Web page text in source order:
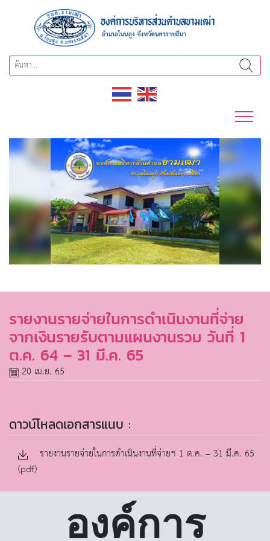
รายงานรายจ่ายในการดำเนินงานที่จ่าย
จากเงินรายรับตามแผนงานรวม วันที่ 1
ต.ค. 64 – 31 มี.ค. 65
20 เม.ย. 65
ดาวน์โหลดเอกสารแนบ :
รายงานรายจ่ายในการดำเนินงานที่จ่ายฯ 1 ต.ค. – 31 มี.ค. 65
(pdf)
องค์การ